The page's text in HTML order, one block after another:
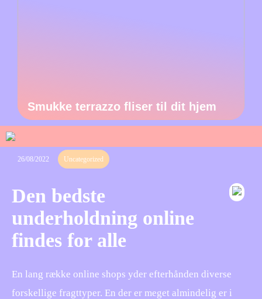
Smukke terrazzo fliser til dit hjem
26/08/2022 Uncategorized
Den bedste
underholdning online
findes for alle
En lang række online shops yder efterhånden diverse
forskellige fragttyper. En der er meget almindelig er i